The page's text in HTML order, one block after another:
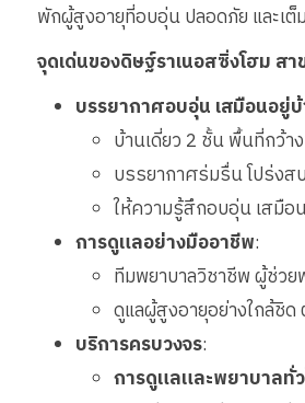
พักผู้สูงอายุที่อบอุ่น ปลอดภัย และเ
จุดเด่นของดิษฐ์ราเนอสซิ่งโฮม ส
บรรยากาศอบอุ่น เสมือนอยู่
บ้านเดี่ยว 2 ชั้น พื้นที่กว้า
บรรยากาศร่มรื่น โปร่งส
ให้ความรู้สึกอบอุ่น เสมือ
การดูแลอย่างมืออาชีพ:
ทีมพยาบาลวิชาชีพ ผู้ช่ว
ดูแลผู้สูงอายุอย่างใกล้ชิด
บริการครบวงจร:
การดูแลและพยาบาลทั่